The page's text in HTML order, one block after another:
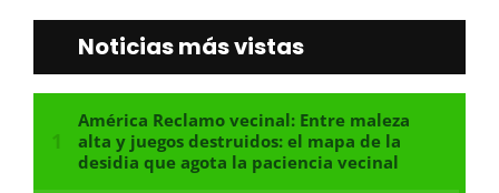
Noticias más vistas